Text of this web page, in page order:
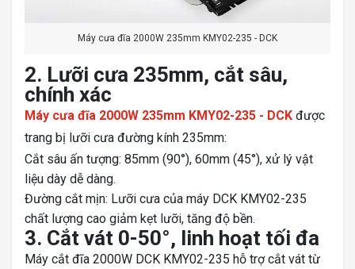
Máy cưa đĩa 2000W 235mm KMY02-235 - DCK
2. Lưỡi cưa 235mm, cắt sâu,
chính xác
Máy cưa đĩa 2000W 235mm KMY02-235 - DCK được
trang bị lưỡi cưa đường kính 235mm:
Cắt sâu ấn tượng: 85mm (90°), 60mm (45°), xử lý vật
liệu dày dễ dàng.
Đường cắt mịn: Lưỡi cưa của máy DCK KMY02-235
chất lượng cao giảm kẹt lưỡi, tăng độ bền.
3. Cắt vát 0-50°, linh hoạt tối đa
Máy cắt đĩa 2000W DCK KMY02-235 hỗ trợ cắt vát từ